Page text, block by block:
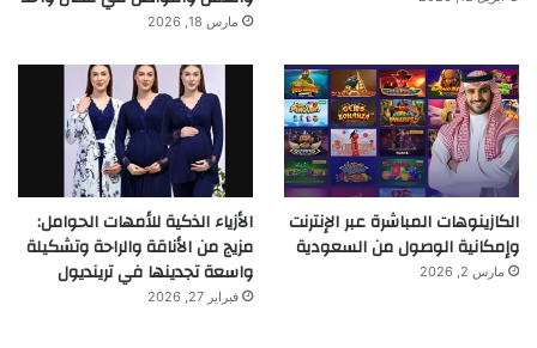
مارس 18, 2026
الكازينوهات المباشرة عبر الإنترنت
وإمكانية الوصول من السعودية
مارس 2, 2026
الأزياء الذكية للأمهات الحوامل:
مزيج من الأناقة والراحة وتشكيلة
واسعة تجدينها في ترينديول
فبراير 27, 2026